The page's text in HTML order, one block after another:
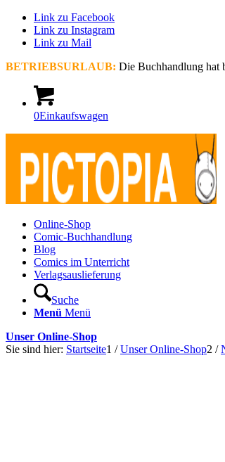
Link zu Facebook
Link zu Instagram
Link zu Mail
BETRIEBSURLAUB: Die Buchhandlung hat
0Einkaufswagen
Online-Shop
Comic-Buchhandlung
Blog
Comics im Unterricht
Verlagsauslieferung
Suche
Menü Menü
Unser Online-Shop
Sie sind hier: Startseite1 / Unser Online-Shop2 /